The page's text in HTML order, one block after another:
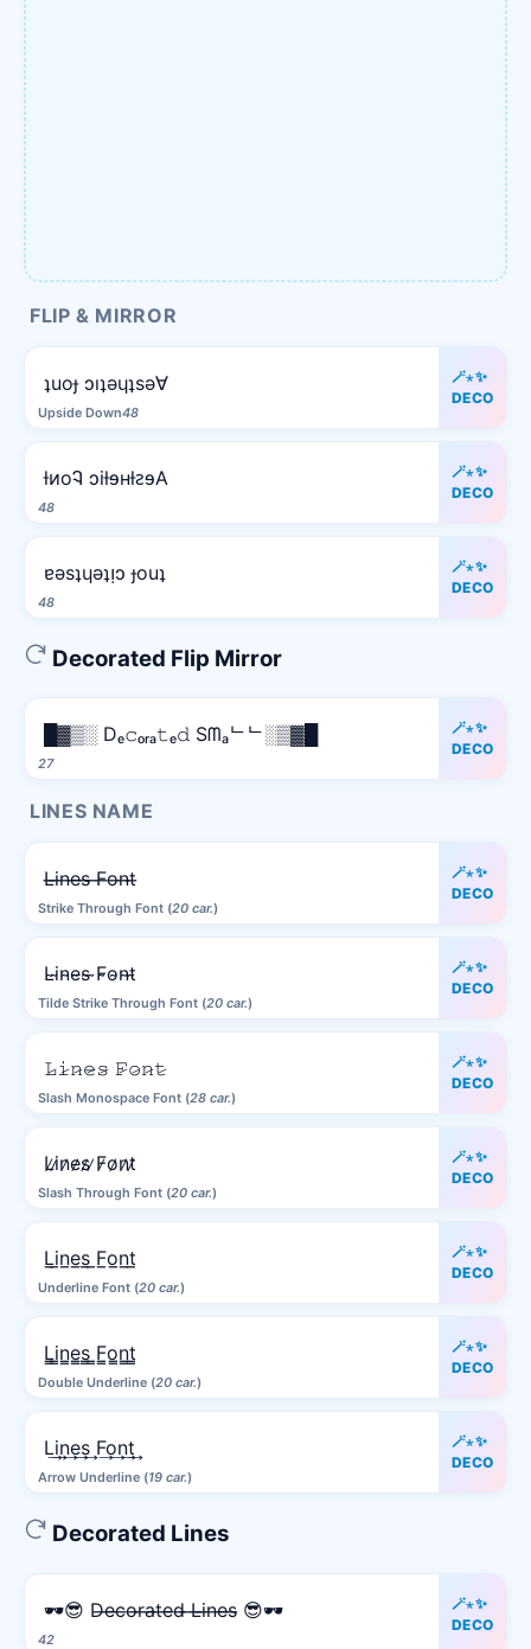
FLIP & MIRROR
Upside Down48
ʇuoɟ ɔıʇǝɥʇsǝ∀
🪄⋆✨
DECO
48
ƚᴎoᎸ ɔiƚɘʜƚꙅɘA
🪄⋆✨
DECO
48
ɐǝsʇɥǝʇᴉɔ ɟouʇ
🪄⋆✨
DECO
Decorated Flip Mirror
27
█▓▒░ Dₑ𝚌ₒᵣₐ𝚝ₑ𝚍 Sᗰₐᄂᄂ░▒▓█
🪄⋆✨
DECO
LINES NAME
Strike Through Font (20 car.)
L̶i̶n̶e̶s̶ ̶F̶o̶n̶t̶
🪄⋆✨
DECO
Tilde Strike Through Font (20 car.)
L̴i̴n̴e̴s̴ ̴F̴o̴n̴t̴
🪄⋆✨
DECO
Slash Monospace Font (28 car.)
𝙻̷𝚒̷𝚗̷𝚎̷𝚜̷ 𝙵̷𝚘̷𝚗̷𝚝̷
🪄⋆✨
DECO
Slash Through Font (20 car.)
L̷i̷n̷e̷s̷ ̷F̷o̷n̷t̷
🪄⋆✨
DECO
Underline Font (20 car.)
L̲i̲n̲e̲s̲ ̲F̲o̲n̲t̲
🪄⋆✨
DECO
Double Underline (20 car.)
L̳i̳n̳e̳s̳ ̳F̳o̳n̳t̳
🪄⋆✨
DECO
Arrow Underline (19 car.)
L͢i͢n͢e͢s͢ F͢o͢n͢t͢
🪄⋆✨
DECO
Decorated Lines
42
🕶️😎 D̶e̶c̶o̶r̶a̶t̶e̶d̶ ̶L̶i̶n̶e̶s̶ 😎🕶️
🪄⋆✨
DECO